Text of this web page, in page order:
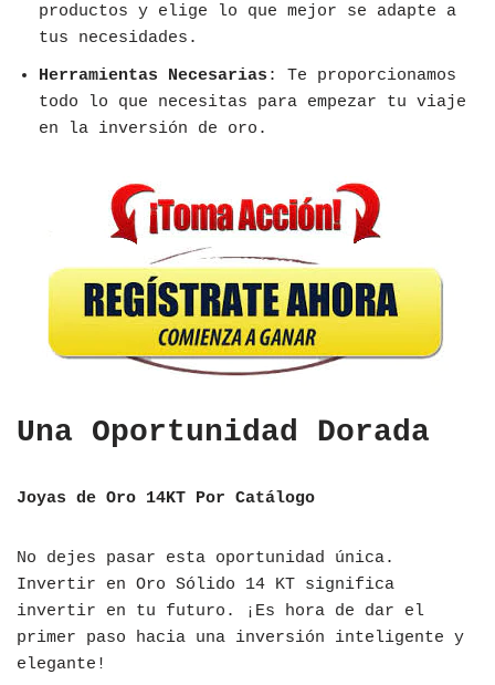
productos y elige lo que mejor se adapte a
tus necesidades.
Herramientas Necesarias : Te proporcionamos
todo lo que necesitas para empezar tu viaje
en la inversión de oro.
Una Oportunidad Dorada
Joyas de Oro 14KT Por Catálogo
No dejes pasar esta oportunidad única.
Invertir en Oro Sólido 14 KT significa
invertir en tu futuro. ¡Es hora de dar el
primer paso hacia una inversión inteligente y
elegante!